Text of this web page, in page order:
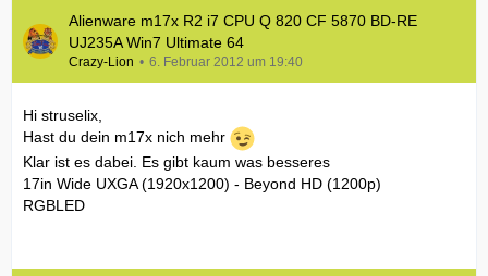
Alienware m17x R2 i7 CPU Q 820 CF 5870 BD-RE
UJ235A Win7 Ultimate 64
Crazy-Lion 6. Februar 2012 um 19:40
Hi struselix,
Hast du dein m17x nich mehr
Klar ist es dabei. Es gibt kaum was besseres
17in Wide UXGA (1920x1200) - Beyond HD (1200p)
RGBLED